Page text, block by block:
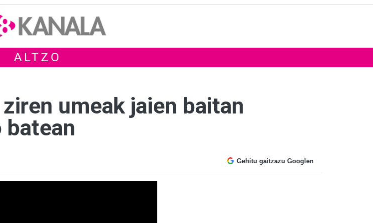
ALTZO
umeak jaien baitan
Gehitu gaitzazu Googlen